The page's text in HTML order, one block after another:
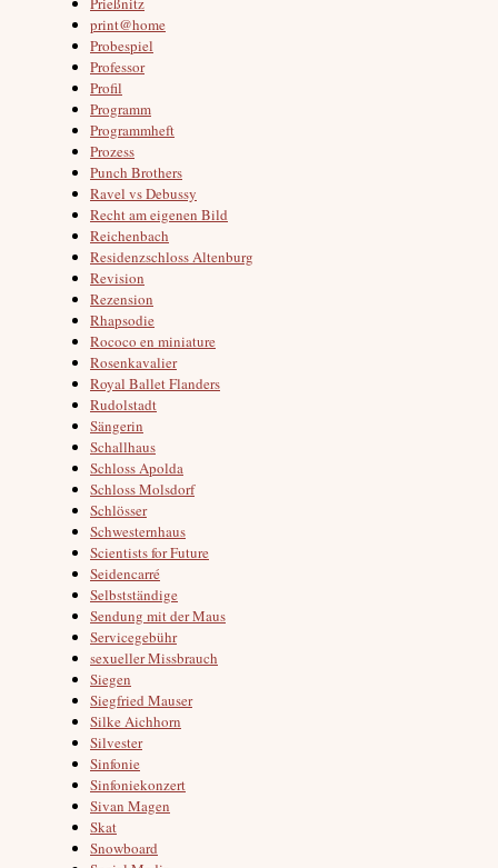
print@home
Probespiel
Professor
Profil
Programm
Programmheft
Prozess
Punch Brothers
Ravel vs Debussy
Recht am eigenen Bild
Reichenbach
Residenzschloss Altenburg
Revision
Rezension
Rhapsodie
Rococo en miniature
Rosenkavalier
Royal Ballet Flanders
Rudolstadt
Sängerin
Schallhaus
Schloss Apolda
Schloss Molsdorf
Schlösser
Schwesternhaus
Scientists for Future
Seidencarré
Selbstständige
Sendung mit der Maus
Servicegebühr
sexueller Missbrauch
Siegen
Siegfried Mauser
Silke Aichhorn
Silvester
Sinfonie
Sinfoniekonzert
Sivan Magen
Skat
Snowboard